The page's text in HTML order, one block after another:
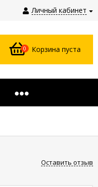
Личный кабинет
0 Корзина пуста
Оставить отзыв